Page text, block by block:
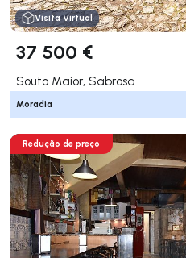
Visita Virtual
37 500 €
Souto Maior, Sabrosa
Moradia
Redução de preço